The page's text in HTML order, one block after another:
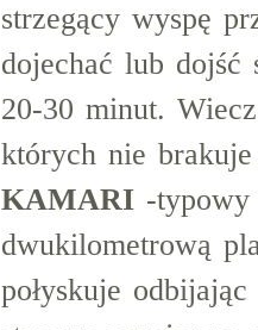
strzegący wyspę
dojechać lub dojść
20-30 minut.
których nie
KAMARI -typowy
dwukilometrową
połyskuje